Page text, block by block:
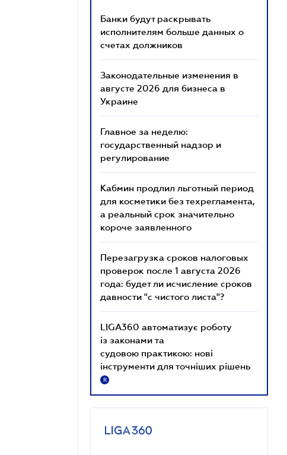
Банки будут раскрывать
исполнителям больше данных о
счетах должников
Законодательные изменения в
августе 2026 для бизнеса в
Украине
Главное за неделю:
государственный надзор и
регулирование
Кабмин продлил льготный период
для косметики без техрегламента,
а реальный срок значительно
короче заявленного
Перезагрузка сроков налоговых
проверок после 1 августа 2026
года: будет ли исчисление сроков
давности "с чистого листа"?
LIGA360 автоматизує роботу
із законами та
судовою практикою: нові
інструменти для точніших рішень
R